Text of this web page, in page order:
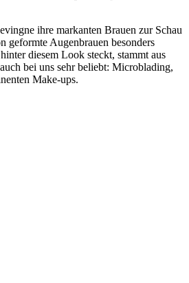
ihre markanten Brauen zur Schau
geformte Augenbrauen besonders
diesem Look steckt, stammt aus
bei uns sehr beliebt: Microblading,
Make-ups.